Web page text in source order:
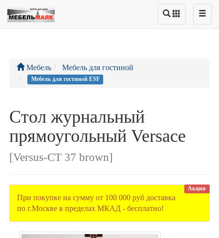
Мебель Мебель для гостиной
Мебель для гостиной ESF
Стол журнальный
прямоугольный Versace
[Versus-CT 37 brown]
Акция
При покупке на сумму от 100 000 руб доставка
по г.Москве в пределах МКАД - бесплатно!